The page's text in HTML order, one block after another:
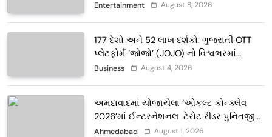
Entertainment August 8, 2026
177 દેશો અને 52 લાખ દર્શકો: ગુજરાતી OTT
પ્લેટફોર્મ ‘જોજો’ (JOJO) નો વિશ્વભરમાં
દબદબો
Business August 4, 2026
અમદાવાદમાં યોજાયેલા ‘ઓકલ્ટ કોન્ક્લેવ
2026’માં ઈન્ટરનેશનલ ટેરોટ રીડર પુનિતજી
લુલ્લા એ ટેરોટ કાર્ડ રીડિંગ અંગે માહિતી આપી
Ahmedabad August 1, 2026